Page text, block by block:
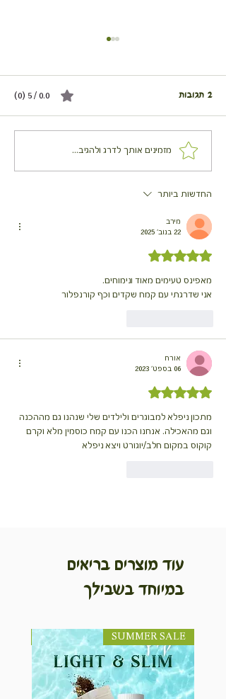
2 תגובות 0.0 / 5 ‏(0)
מזמינים אותך לדרג ולהגיב...
החדשות ביותר
מירב
22 בנוב׳ 2025
דירוג של 5 מתוך 5 כוכבים
מאפינס טעימים מאוד ונימוחים.
אני שדרגתי עם קמח שקדים וכף קורנפלור
אורח
06 בספט׳ 2023
דירוג של 5 מתוך 5 כוכבים
מתכון ניפלא למבוגרים ולילדים שלי שנהנו גם מההכנה
וגם מהאכילה. אנחנו הכנו עם קמח כוסמין מלא וקרם
קוקוס במקום חלב/יוגורט ויצא ניפלא
עוד מוצרים בריאים
במיוחד בשבילך
SUMMER SALE